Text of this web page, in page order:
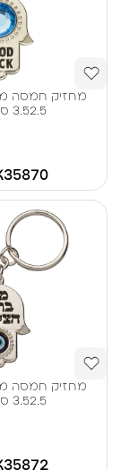
מחזיק חמסה
3.52.5 ס"מ
מחזיק חמסה
3.52.5 ס"מ